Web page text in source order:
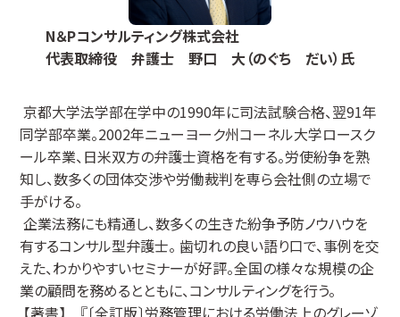
N＆Pコンサルティング株式会社
代表取締役 弁護士 野口 大（のぐち だい）氏
京都大学法学部在学中の1990年に司法試験合格、翌91年
同学部卒業。2002年ニューヨーク州コーネル大学ロースク
ール卒業、日米双方の弁護士資格を有する。労使紛争を熟
知し、数多くの団体交渉や労働裁判を専ら会社側の立場で
手がける。
企業法務にも精通し、数多くの生きた紛争予防ノウハウを
有するコンサル型弁護士。 歯切れの良い語り口で、事例を交
えた、わかりやすいセミナーが好評。全国の様々な規模の企
業の顧問を務めるとともに、コンサルティングを行う。